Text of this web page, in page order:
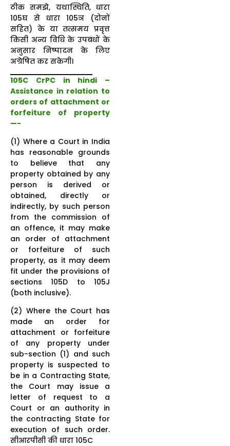
ठीक समझे, यथास्थिति, धारा
105घ से धारा 105ञ (दोनों
सहित) के या तत्समय प्रवृत्त
किसी अन्य विधि के उपबंधों के
अनुसार निष्पादन के लिए
अग्रेषित कर सकेगी।
105C CrPC in hindi –
Assistance in relation to
orders of attachment or
forfeiture of property
—-
(1) Where a Court in India
has reasonable grounds
to believe that any
property obtained by any
person is derived or
obtained, directly or
indirectly, by such person
from the commission of
an offence, it may make
an order of attachment
or forfeiture of such
property, as it may deem
fit under the provisions of
sections 105D to 105J
(both inclusive).
(2) Where the Court has
made an order for
attachment or forfeiture
of any property under
sub-section (1) and such
property is suspected to
be in a Contracting State,
the Court may issue a
letter of request to a
Court or an authority in
the contracting State for
execution of such order.
सीआरपीसी की धारा 105C